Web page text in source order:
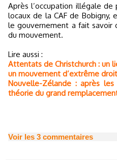
Après l’occupation illégale
locaux de la CAF de Bobigny,
le gouvernement a fait savoir
du mouvement.
Lire aussi :
Attentats de Christchurch : un
un mouvement d’extrême
Nouvelle-Zélande : après
théorie du grand
Voir les 3 commentaires